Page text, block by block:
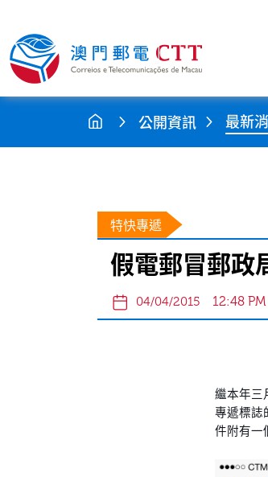
公開資訊 最新
特快專遞
假電郵冒郵政
04/04/2015 12:48 PM
繼本年三
專遞標誌
件附有一